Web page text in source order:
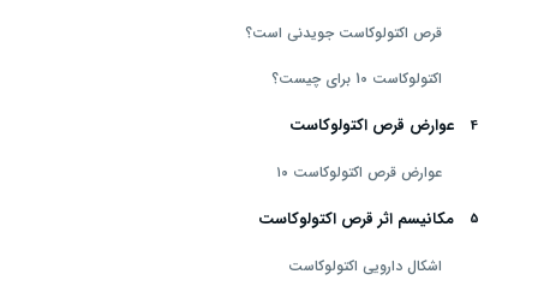
قرص اکتولوکاست جویدنی است؟
اکتولوکاست 10 برای چیست؟
عوارض قرص اکتولوکاست
عوارض قرص اکتولوکاست ۱۰
مکانیسم اثر قرص اکتولوکاست
اشکال دارویی اکتولوکاست